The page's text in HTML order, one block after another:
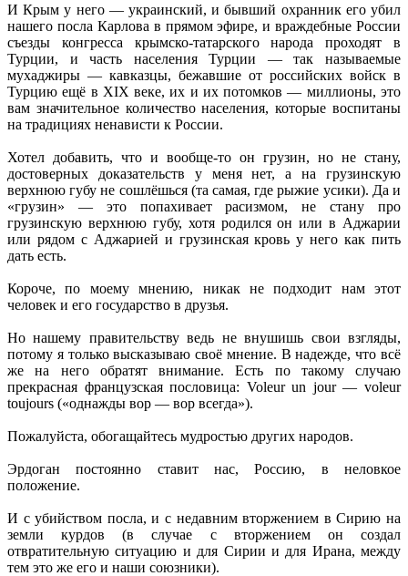
И Крым у него — украинский, и бывший охранник его убил
нашего посла Карлова в прямом эфире, и враждебные России
съезды конгресса крымско-татарского народа проходят в
Турции, и часть населения Турции — так называемые
мухаджиры — кавказцы, бежавшие от российских войск в
Турцию ещё в XIX веке, их и их потомков — миллионы, это
вам значительное количество населения, которые воспитаны
на традициях ненависти к России.
Хотел добавить, что и вообще-то он грузин, но не стану,
достоверных доказательств у меня нет, а на грузинскую
верхнюю губу не сошлёшься (та самая, где рыжие усики). Да и
«грузин» — это попахивает расизмом, не стану про
грузинскую верхнюю губу, хотя родился он или в Аджарии
или рядом с Аджарией и грузинская кровь у него как пить
дать есть.
Короче, по моему мнению, никак не подходит нам этот
человек и его государство в друзья.
Но нашему правительству ведь не внушишь свои взгляды,
потому я только высказываю своё мнение. В надежде, что всё
же на него обратят внимание. Есть по такому случаю
прекрасная французская пословица: Voleur un jour — voleur
toujours («однажды вор — вор всегда»).
Пожалуйста, обогащайтесь мудростью других народов.
Эрдоган постоянно ставит нас, Россию, в неловкое
положение.
И с убийством посла, и с недавним вторжением в Сирию на
земли курдов (в случае с вторжением он создал
отвратительную ситуацию и для Сирии и для Ирана, между
тем это же его и наши союзники).